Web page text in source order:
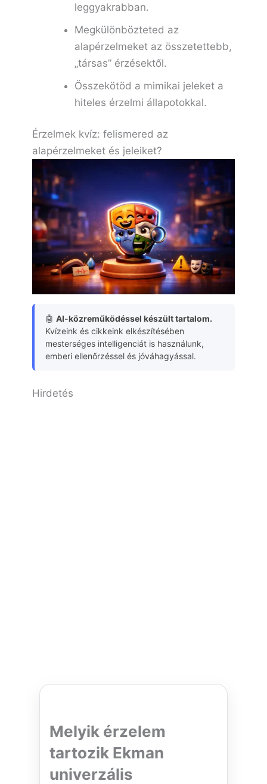
leggyakrabban.
Megkülönbözteted az
alapérzelmeket az összetettebb,
„társas” érzésektől.
Összekötöd a mimikai jeleket a
hiteles érzelmi állapotokkal.
Érzelmek kvíz: felismered az
alapérzelmeket és jeleiket?
🤖 AI-közreműködéssel készült tartalom.
Kvízeink és cikkeink elkészítésében
mesterséges intelligenciát is használunk,
emberi ellenőrzéssel és jóváhagyással.
Hirdetés
Melyik érzelem
tartozik Ekman
univerzális